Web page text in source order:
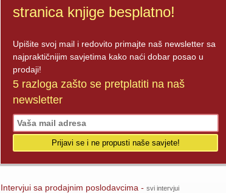
stranica knjige besplatno!
Upišite svoj mail i redovito primajte naš newsletter sa
najpraktičnijim savjetima kako naći dobar posao u
prodaji!
5 razloga zašto se pretplatiti na naš
newsletter
Intervjui sa prodajnim poslodavcima - svi intervjui